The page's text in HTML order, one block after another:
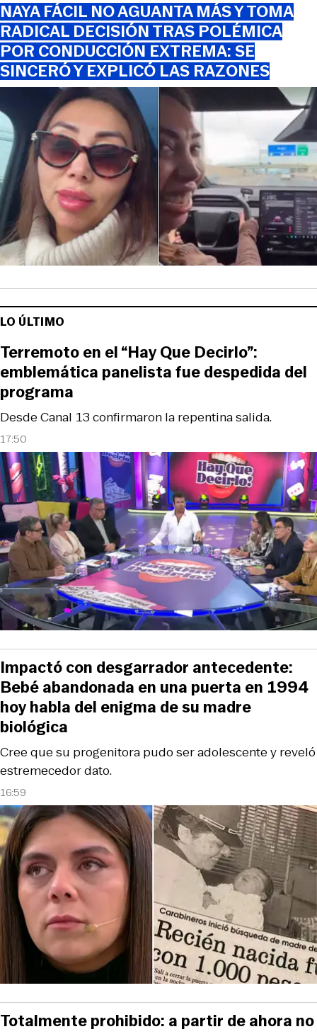
NAYA FÁCIL NO AGUANTA MÁS Y TOMA
RADICAL DECISIÓN TRAS POLÉMICA
POR CONDUCCIÓN EXTREMA: SE
SINCERÓ Y EXPLICÓ LAS RAZONES
LO ÚLTIMO
17:50
Desde Canal 13 confirmaron la repentina salida.
Terremoto en el “Hay Que Decirlo”:
emblemática panelista fue despedida del
programa
16:59
Cree que su progenitora pudo ser adolescente y reveló
estremecedor dato.
Impactó con desgarrador antecedente:
Bebé abandonada en una puerta en 1994
hoy habla del enigma de su madre
biológica
Totalmente prohibido: a partir de ahora no